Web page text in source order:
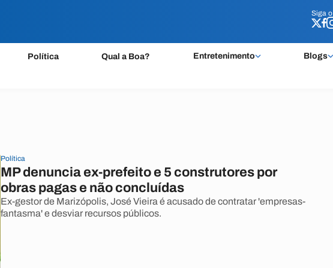
Siga o
Política Qual a Boa? Entretenimento Blogs
Siga o
Política
MP denuncia ex-prefeito e 5 construtores por
obras pagas e não concluídas
Ex-gestor de Marizópolis, José Vieira é acusado de contratar 'empresas-
fantasma' e desviar recursos públicos.